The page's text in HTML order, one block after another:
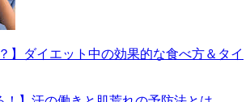
】ダイエット中の効果的な食べ方＆タイ